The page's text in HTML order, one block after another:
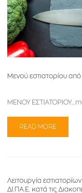
Μενού εστιατορίου
ΜΕΝΟΥ
READ MORE
Λειτουργία
ΔΙ.ΠΑ.Ε. κατά τις